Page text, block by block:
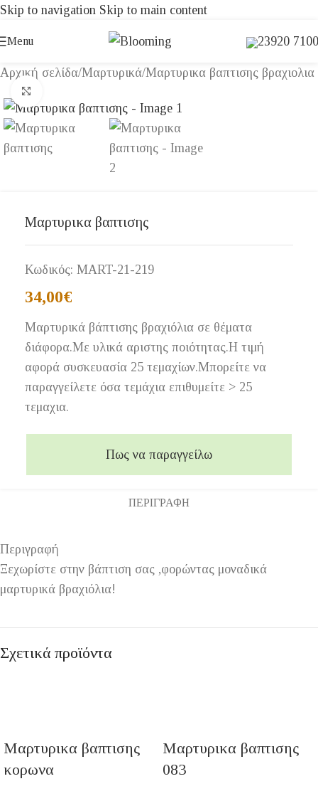
Skip to navigation Skip to main content
Menu 23920
Αρχική σελίδα/Μαρτυρικά/Μαρτυρικα βαπτισης βραχιολια
Μαρτυρικα βαπτισης
Κωδικός: MART-21-219
34,00€
Μαρτυρικά βάπτισης βραχιόλια σε θέματα
διάφορα.Με υλικά αριστης ποιότητας.Η τιμή
αφορά συσκευασία 25 τεμαχίων.Μπορείτε να
παραγγείλετε όσα τεμάχια επιθυμείτε > 25
τεμαχια.
Πως να παραγγείλω
ΠΕΡΙΓΡΑΦΉ
Περιγραφή
Ξεχωρίστε στην βάπτιση σας ,φορώντας μοναδικά
μαρτυρικά βραχιόλια!
Σχετικά προϊόντα
Μαρτυρικα βαπτισης
κορωνα
Μαρτυρικα βαπτισης
083